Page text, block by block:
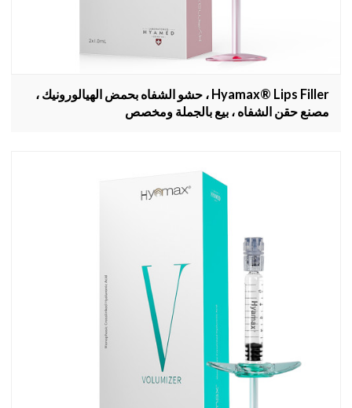
Hyamax® Lips Filler ، حشو الشفاه بحمض الهيالورونيك ،
مصنع حقن الشفاه ، بيع بالجملة ومخصص